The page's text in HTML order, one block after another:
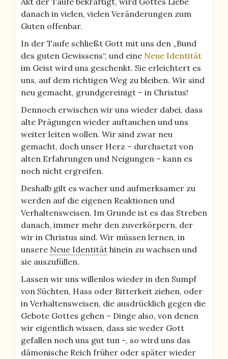
danach in vielen, vielen Veränderungen zum
Guten offenbar.
In der Taufe schließt Gott mit uns den „Bund
des guten Gewissens“, und eine Neue Identität
im Geist wird uns geschenkt. Sie erleichtert es
uns, auf dem richtigen Weg zu bleiben. Wir sind
neu gemacht, grundgereinigt – in Christus!
Dennoch erwischen wir uns wieder dabei, dass
alte Prägungen wieder auftauchen und uns
weiter leiten wollen. Wir sind zwar neu
gemacht, doch unser Herz – durchsetzt von
alten Erfahrungen und Neigungen – kann es
noch nicht ergreifen.
Deshalb gilt es wacher und aufmerksamer zu
werden auf die eigenen Reaktionen und
Verhaltensweisen. Im Grunde ist es das Streben
danach, immer mehr den zuverkörpern, der
wir in Christus sind. Wir müssen lernen, in
unsere Neue Identität hinein zu wachsen und
sie auszufüllen.
Lassen wir uns willenlos wieder in den Sumpf
von Süchten, Hass oder Bitterkeit ziehen, oder
in Verhaltensweisen, die ausdrücklich gegen die
Gebote Gottes gehen – Dinge also, von denen
wir eigentlich wissen, dass sie weder Gott
gefallen noch uns gut tun -, so wird uns das
dämonische Reich früher oder später wieder